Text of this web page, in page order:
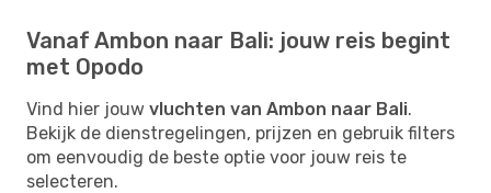
Vanaf Ambon naar Bali: jouw reis begint
met Opodo
Vind hier jouw vluchten van Ambon naar Bali.
Bekijk de dienstregelingen, prijzen en gebruik filters
om eenvoudig de beste optie voor jouw reis te
selecteren.